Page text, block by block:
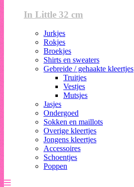
In Little 32 cm
Jurkjes
Rokjes
Broekjes
Shirts en sweaters
Gebreide / gehaakte kleertjes
Truitjes
Vestjes
Mutsjes
Jasjes
Ondergoed
Sokken en maillots
Overige kleertjes
Jongens kleertjes
Accessoires
Schoentjes
Poppen